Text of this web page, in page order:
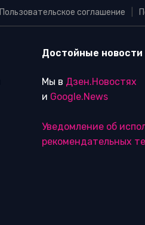
Пользовательское соглашение
Достойные новости
Мы в Дзен.Новостях
и Google.News
Уведомление об
рекомендательных